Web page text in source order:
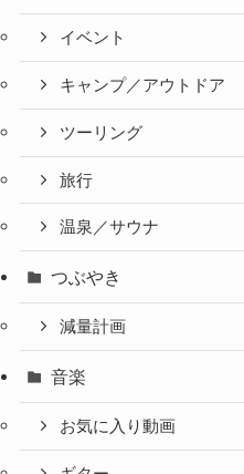
イベント
キャンプ／アウトドア
ツーリング
旅行
温泉／サウナ
つぶやき
減量計画
音楽
お気に入り動画